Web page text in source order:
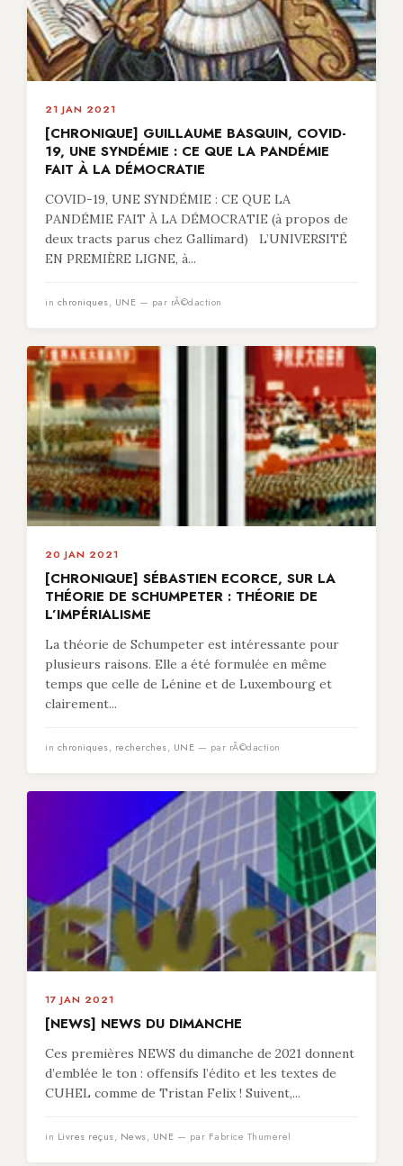
21 JAN 2021
[CHRONIQUE] GUILLAUME BASQUIN, COVID-
19, UNE SYNDÉMIE : CE QUE LA PANDÉMIE
FAIT À LA DÉMOCRATIE
COVID-19, UNE SYNDÉMIE : CE QUE LA
PANDÉMIE FAIT À LA DÉMOCRATIE (à propos de
deux tracts parus chez Gallimard) L’UNIVERSITÉ
EN PREMIÈRE LIGNE, à...
in chroniques, UNE — par rÃ©daction
20 JAN 2021
[CHRONIQUE] SÉBASTIEN ECORCE, SUR LA
THÉORIE DE SCHUMPETER : THÉORIE DE
L’IMPÉRIALISME
La théorie de Schumpeter est intéressante pour
plusieurs raisons. Elle a été formulée en même
temps que celle de Lénine et de Luxembourg et
clairement...
in chroniques, recherches, UNE — par rÃ©daction
17 JAN 2021
[NEWS] NEWS DU DIMANCHE
Ces premières NEWS du dimanche de 2021 donnent
d’emblée le ton : offensifs l’édito et les textes de
CUHEL comme de Tristan Felix ! Suivent,...
in Livres reçus, News, UNE — par Fabrice Thumerel